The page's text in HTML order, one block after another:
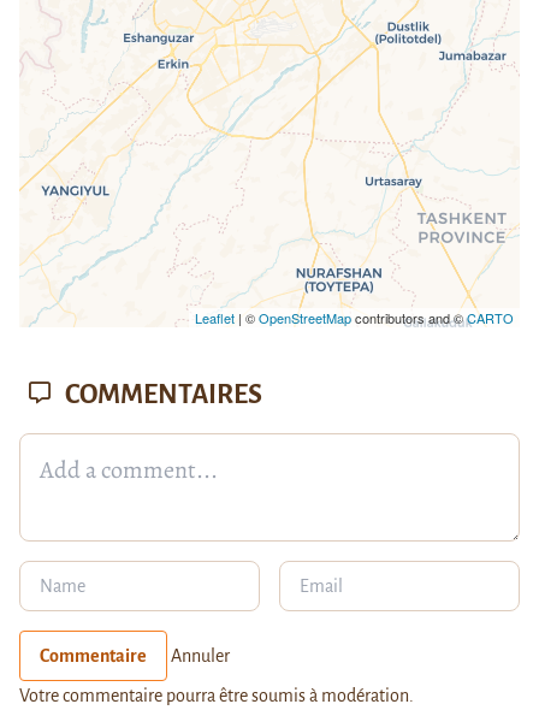
Leaflet| ©OpenStreetMapcontributors and ©CARTO
COMMENTAIRES
Commentaire Annuler
Votre commentaire pourra être soumis à modération.